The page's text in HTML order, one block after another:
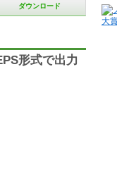
ダウンロード
形式で出力